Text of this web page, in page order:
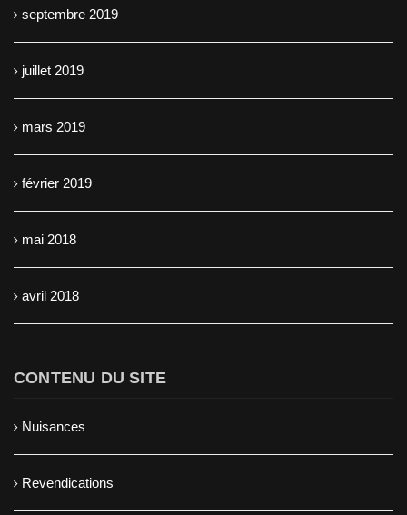
septembre 2019
juillet 2019
mars 2019
février 2019
mai 2018
avril 2018
CONTENU DU SITE
Nuisances
Revendications